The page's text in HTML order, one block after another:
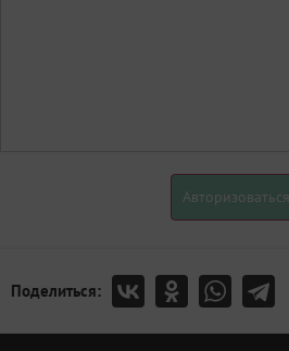
Авторизоваться
Поделиться: